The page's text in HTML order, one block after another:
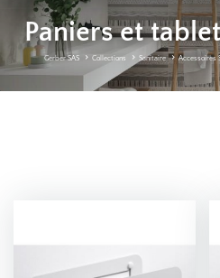
Paniers et
Gerber SAS Collections Sanitaire Accessoires